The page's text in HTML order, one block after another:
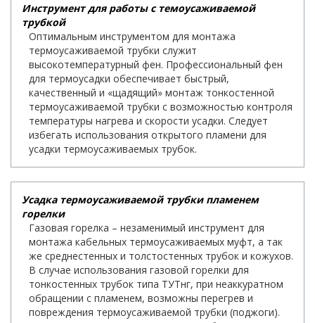
Инструмент для работы с темоусаживаемой
трубкой
Оптимальным инструментом для монтажа
термоусаживаемой трубки служит
высокотемпературный фен. Профессиональный фен
для термоусадки обеспечивает быстрый,
качественный и «щадящий» монтаж тонкостенной
термоусаживаемой трубки с возможностью контроля
температуры нагрева и скорости усадки. Следует
избегать использования открытого пламени для
усадки термоусаживаемых трубок.
Усадка термоусаживаемой трубки пламенем
горелки
Газовая горелка – незаменимый инструмент для
монтажа кабельных термоусаживаемых муфт, а так
же среднестенных и толстостенных трубок и кожухов.
В случае использования газовой горелки для
тонкостенных трубок типа ТУТнг, при неаккуратном
обращении с пламенем, возможны перегрев и
повреждения термоусаживаемой трубки (поджоги).